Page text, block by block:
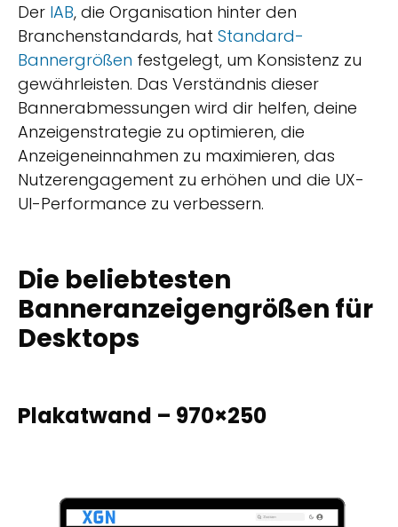
Der IAB, die Organisation hinter den
Branchenstandards, hat Standard-
Bannergrößen festgelegt, um Konsistenz zu
gewährleisten. Das Verständnis dieser
Bannerabmessungen wird dir helfen, deine
Anzeigenstrategie zu optimieren, die
Anzeigeneinnahmen zu maximieren, das
Nutzerengagement zu erhöhen und die UX-
UI-Performance zu verbessern.
Die beliebtesten
Banneranzeigengrößen für
Desktops
Plakatwand – 970×250